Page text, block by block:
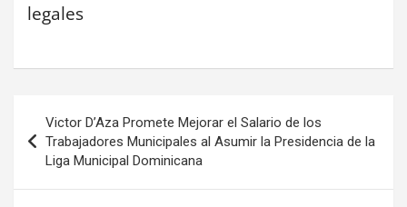
legales
Navegación
de
entradas
Victor D’Aza Promete Mejorar el Salario de los
Trabajadores Municipales al Asumir la Presidencia de la
Liga Municipal Dominicana